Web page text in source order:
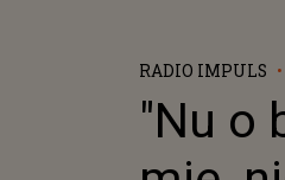
RADIO IMPULS
"Nu o